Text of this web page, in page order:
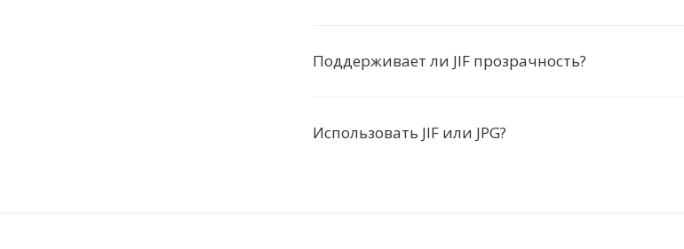
Поддерживает ли JIF прозрачность?
Использовать JIF или JPG?